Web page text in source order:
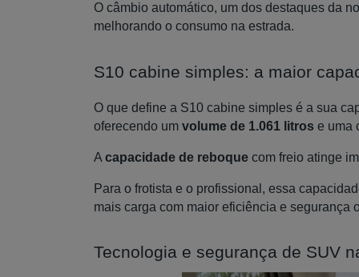
O câmbio automático, um dos destaques da
melhorando o consumo na estrada.
S10 cabine simples: a maior
O que define a S10 cabine simples é a sua
oferecendo um volume de 1.061 litros e uma
A capacidade de reboque com freio atinge
Para o frotista e o profissional, essa
mais carga com maior eficiência e segurança
Tecnologia e segurança de SUV